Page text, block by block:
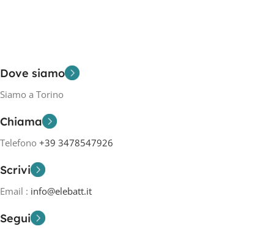
Dove siamo
Siamo a Torino
Chiama
Telefono +39 3478547926
Scrivi
Email : info@elebatt.it
Segui